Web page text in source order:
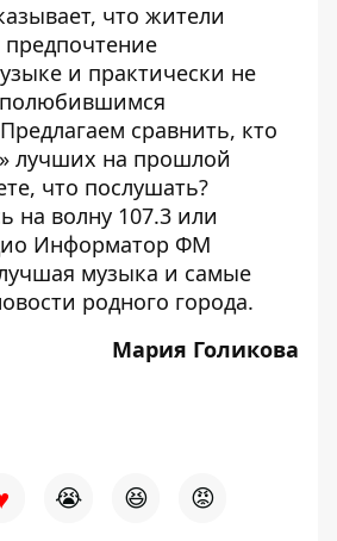
что жители
и практически не
сравнить, кто
лучших на прошлой
что послушать?
на волну 107.3 или
Информатор ФМ
музыка и самые
родного города.
Мария Голикова
😭 😆 😡